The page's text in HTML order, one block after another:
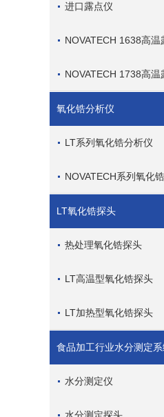
进口露点仪
NOVATECH 1638高温
NOVATECH 1738高温
氧化锆分析仪
LT系列氧化锆分析仪
NOVATECH系列氧化
LT氧化锆探头
热处理氧化锆探头
LT高温型氧化锆探头
LT加热型氧化锆探头
食品加工行业水分测定
水分测定仪